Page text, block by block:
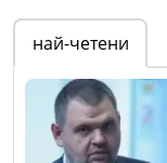
най-четени